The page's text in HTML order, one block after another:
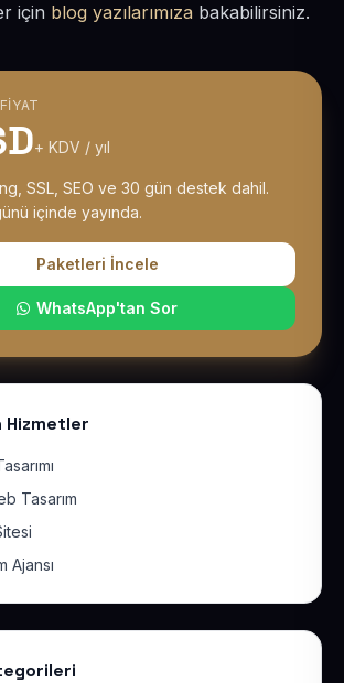
için blog yazılarımıza bakabilirsiniz.
+ KDV / yıl
SSL, SEO ve 30 gün destek dahil.
içinde yayında.
Paketleri İncele
WhatsApp'tan Sor
Hizmetler
Tasarım
Ajansı